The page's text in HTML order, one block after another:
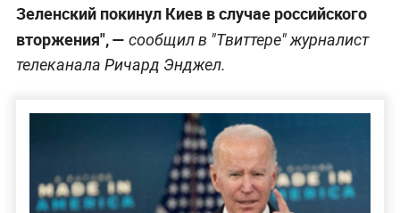
Зеленский покинул Киев в случае российского
вторжения", — сообщил в "Твиттере" журналист
телеканала Ричард Энджел.